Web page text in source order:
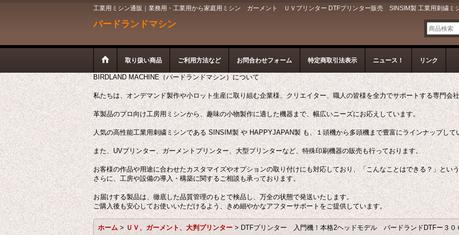
工業用ミシン通販｜業務用・工業用から家庭用ミシン ガーメント ＵＶプリンター DTFプリンター販売 SINSIM製 工業用刺繍ミ
バードランドマシン
取り扱い商品 ご利用方法など お問合わせフォーム 特定商取引法表示 ニュース！ リンク
BIRDLAND MACHINE（バードランドマシン）について
私たちは、オンデマンド製作や小ロット生産に取り組む企業様、クリエイター、職人の皆様を全力でサポートする専門会
革製品のプロ向け工房用ミシンから、趣味の小物製作に適した機器まで、幅広いニーズにお応えしています。
人気の高性能工業用刺繍ミシンである SINSIM製 や HAPPYJAPAN製 も、１頭機から多頭機まで豊富にラインナップして
また、UVプリンター、ガーメントプリンター、大型プリンターなど、特殊印刷機器の販売も行っております。
お客様の作品や用途に合わせたカスタマイズやオプションの取り付けにも対応しており、「こんなことはできる？」とい
さらに、工房や設備の導入・構築に関するご相談も承っております。
お届けする製品は、徹底した品質管理のもとで検品し、万全の状態で発送いたします。
ご購入後も安心してお使いいただけるよう、きめ細やかなアフターサポートをご提供しています。
ホーム > ＵＶ、ガーメント、大判プリンター > DTFプリンター 入門機！本格2ヘッドモデル バードランドDTFー３